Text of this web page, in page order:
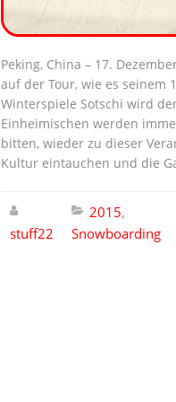
Peking, China – 17.
auf der Tour, wie es seinem
Winterspiele Sotschi wird
Einheimischen werden
bitten, wieder zu dieser
Kultur eintauchen und die
stuff22
2015,
Snowboarding